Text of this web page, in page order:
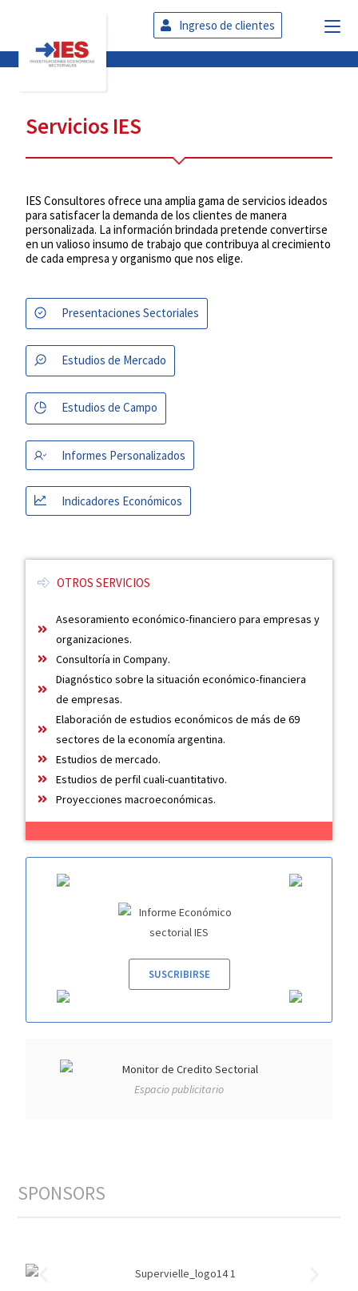
Ingreso de clientes
Servicios IES
IES Consultores ofrece una amplia gama de servicios ideados
para satisfacer la demanda de los clientes de manera
personalizada. La información brindada pretende convertirse
en un valioso insumo de trabajo que contribuya al crecimiento
de cada empresa y organismo que nos elige.
Presentaciones Sectoriales
Estudios de Mercado
Estudios de Campo
Informes Personalizados
Indicadores Económicos
OTROS SERVICIOS
Asesoramiento económico-financiero para empresas y
organizaciones.
Consultoría in Company.
Diagnóstico sobre la situación económico-financiera
de empresas.
Elaboración de estudios económicos de más de 69
sectores de la economía argentina.
Estudios de mercado.
Estudios de perfil cuali-cuantitativo.
Proyecciones macroeconómicas.
SUSCRIBIRSE
Espacio publicitario
SPONSORS